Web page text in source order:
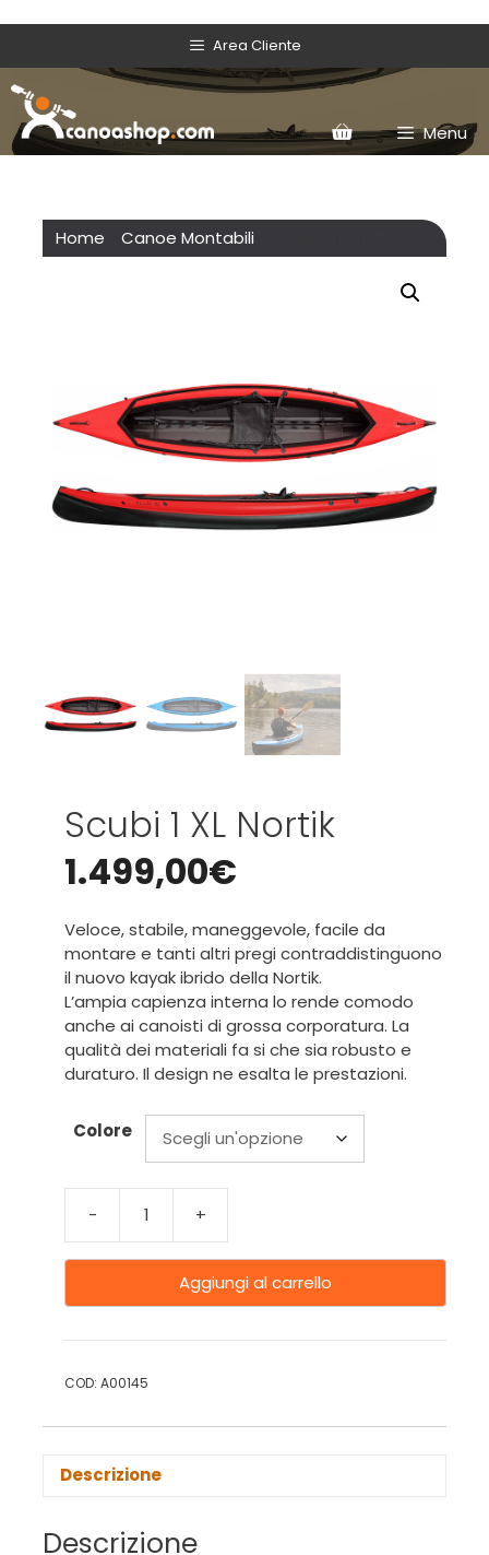
Area Cliente
Menu
Home Canoe Montabili
Scubi 1 XL Nortik
1.499,00€
Veloce, stabile, maneggevole, facile da
montare e tanti altri pregi contraddistinguono
il nuovo kayak ibrido della Nortik.
L’ampia capienza interna lo rende comodo
anche ai canoisti di grossa corporatura. La
qualità dei materiali fa si che sia robusto e
duraturo. Il design ne esalta le prestazioni.
Colore
- +
Aggiungi al carrello
COD: A00145
Descrizione
Descrizione